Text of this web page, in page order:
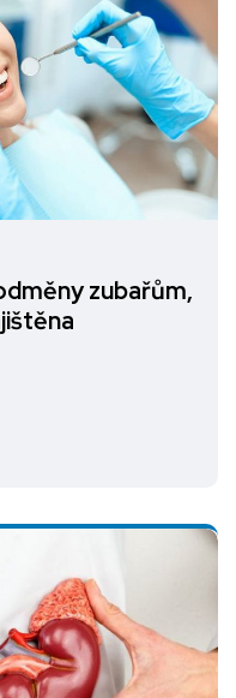
zubařům,